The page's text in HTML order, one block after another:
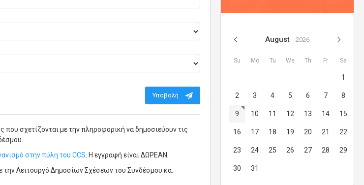
Υποβολή
που σχετίζονται με την πληροφορική να δημοσιεύουν τις
στην πύλη του CCS . Η εγγραφή είναι ΔΩΡΕΑΝ.
την Λειτουργό Δημοσίων Σχέσεων του Συνδέσμου κα.
August 2026
Su Mo Tu We Th Fr Sa
1
2 3 4 5 6 7 8
9 10 11 12 13 14 15
16 17 18 19 20 21 22
23 24 25 26 27 28 29
30 31